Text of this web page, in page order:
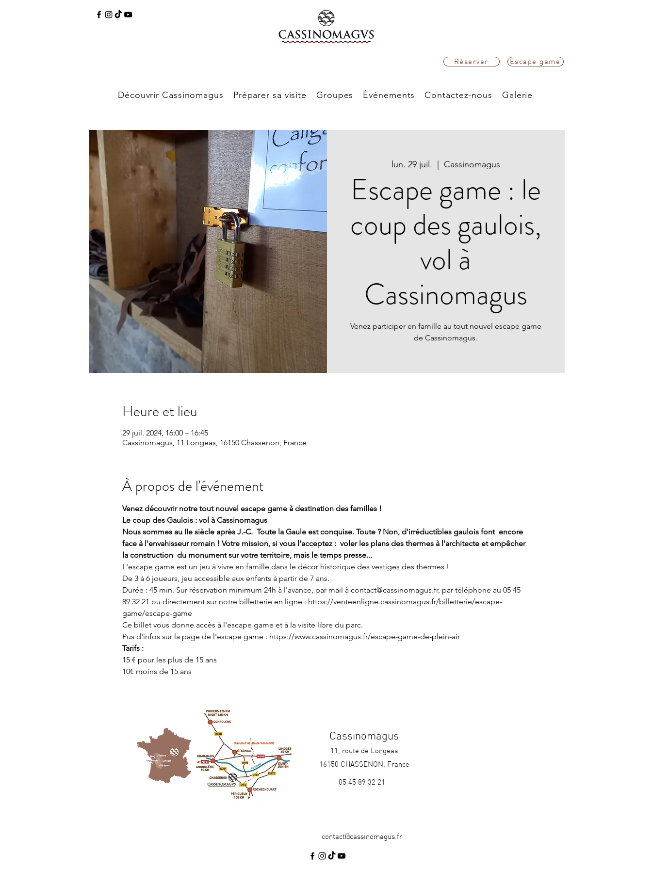
Réserver Escape game
Découvrir Cassinomagus Préparer sa visite Groupes Événements Contactez-nous Galerie
lun. 29 juil. Cassinomagus
Escape game : le
coup des gaulois,
vol à
Cassinomagus
Venez participer en famille au tout nouvel escape game
de Cassinomagus.
Heure et lieu
29 juil. 2024, 16:00 – 16:45
Cassinomagus, 11 Longeas, 16150 Chassenon, France
À propos de l'événement
Venez découvrir notre tout nouvel escape game à destination des familles !
Le coup des Gaulois : vol à Cassinomagus
Nous sommes au IIe siècle après J.-C.  Toute la Gaule est conquise. Toute ? Non, d'irréductibles gaulois font  encore
face à l'envahisseur romain ! Votre mission, si vous l'acceptez :  voler les plans des thermes à l'architecte et empêcher
la construction  du monument sur votre territoire, mais le temps presse...
L'escape game est un jeu à vivre en famille dans le décor historique des vestiges des thermes !
De 3 à 6 joueurs, jeu accessible aux enfants à partir de 7 ans.
Durée : 45 min. Sur réservation minimum 24h à l'avance, par mail à contact@cassinomagus.fr, par téléphone au 05 45
89 32 21 ou directement sur notre billetterie en ligne : https://venteenligne.cassinomagus.fr/billetterie/escape-
game/escape-game
Ce billet vous donne accès à l'escape game et à la visite libre du parc.
Pus d'infos sur la page de l'escape game : https://www.cassinomagus.fr/escape-game-de-plein-air
Tarifs :
15 € pour les plus de 15 ans
10€ moins de 15 ans
Cassinomagus
11, route de Longeas
16150 CHASSENON, France
05 45 89 32 21
contact@cassinomagus.fr